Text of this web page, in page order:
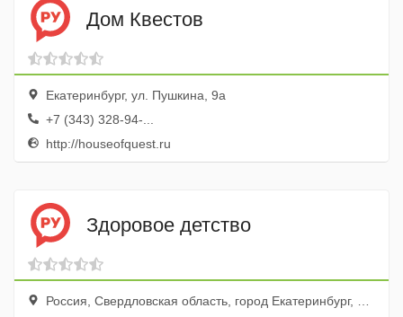
Дом Квестов
Екатеринбург, ул. Пушкина, 9а
+7 (343) 328-94-...
http://houseofquest.ru
Здоровое детство
Россия, Свердловская область, город Екатеринбург, улица Гагарина, 33